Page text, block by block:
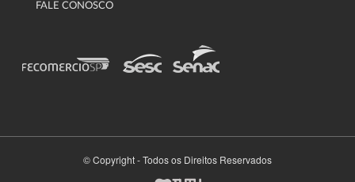
FALE CONOSCO
© Copyright - Todos os Direitos Reservados